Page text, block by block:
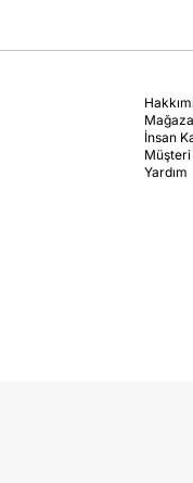
İnsan
Yardım